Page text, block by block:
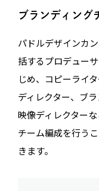
ブランディング
パドルデザインカ
括するプロデュー
じめ、コピーライ
ディレクター、ブ
映像ディレクター
チーム編成を行う
きます。